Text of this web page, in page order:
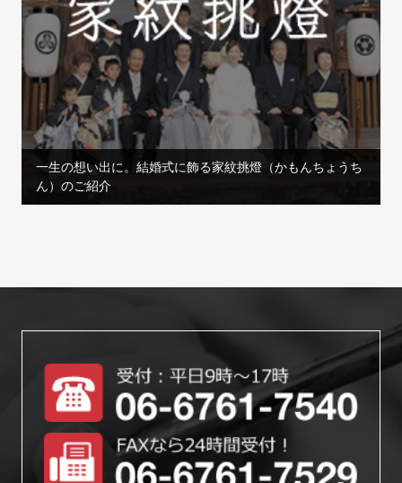
一生の想い出に。結婚式に飾る家紋挑燈（かもんちょうち
ん）のご紹介